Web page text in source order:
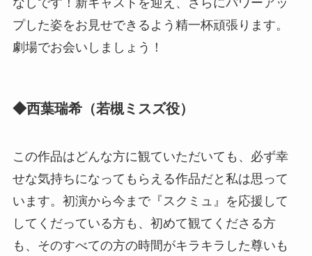
プした姿をお見せできるよう精一杯頑張ります。
劇場でお会いしましょう！
◆西葉瑞希（若槻ミスズ役）
この作品はどんな方に観ていただいても、必ず幸
せな気持ちになってもらえる作品だと私は思って
います。初演から今まで『スクミュ』を応援して
してくだっている方も、初めて観てくださる方
も、そのすべての方の時間がキラキラした尊いも